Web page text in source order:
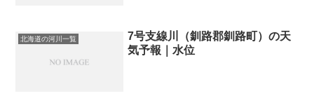
北海道の河川一覧
7号支線川（釧路郡釧路町）の天
気予報｜水位